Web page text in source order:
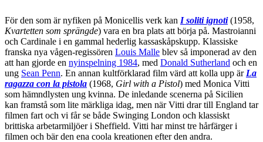
För den som är nyfiken på Monicellis verk kan I soliti ignoti(1958,
Kvartetten som sprängde) vara en bra plats att börja på. Mastroianni
och Cardinale i en gammal hederlig kassaskåpskupp. Klassiske
franska nya vågen-regissören Louis Malle blev så imponerad av den
att han gjorde en nyinspelning 1984, med Donald Sutherland och en
ung Sean Penn. En annan kultförklarad film värd att kolla upp är La
ragazza con la pistola (1968, Girl with a Pistol) med Monica Vitti
som hämndlysten ung kvinna. De inledande scenerna på Sicilien
kan framstå som lite märkliga idag, men när Vitti drar till England tar
filmen fart och vi får se både Swinging London och klassiskt
brittiska arbetarmiljöer i Sheffield. Vitti har minst tre hårfärger i
filmen och bär den ena coola kreationen efter den andra.